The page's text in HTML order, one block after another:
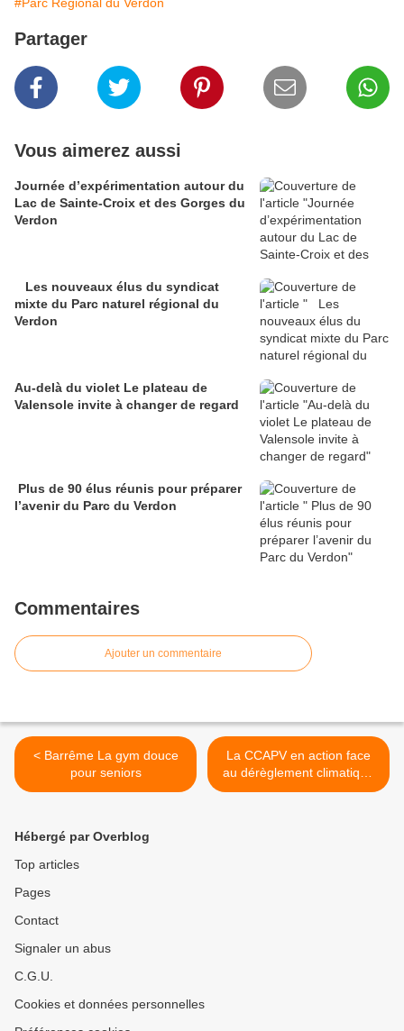
Partager
Vous aimerez aussi
Journée d’expérimentation autour du
Lac de Sainte-Croix et des Gorges du
Verdon
Les nouveaux élus du syndicat
mixte du Parc naturel régional du
Verdon
Au-delà du violet Le plateau de
Valensole invite à changer de regard
Plus de 90 élus réunis pour préparer
l’avenir du Parc du Verdon
Commentaires
Ajouter un commentaire
< Barrême La gym douce
pour seniors
La CCAPV en action face
au dérèglement climatique
: >
Hébergé par Overblog
Top articles
Pages
Contact
Signaler un abus
C.G.U.
Cookies et données personnelles